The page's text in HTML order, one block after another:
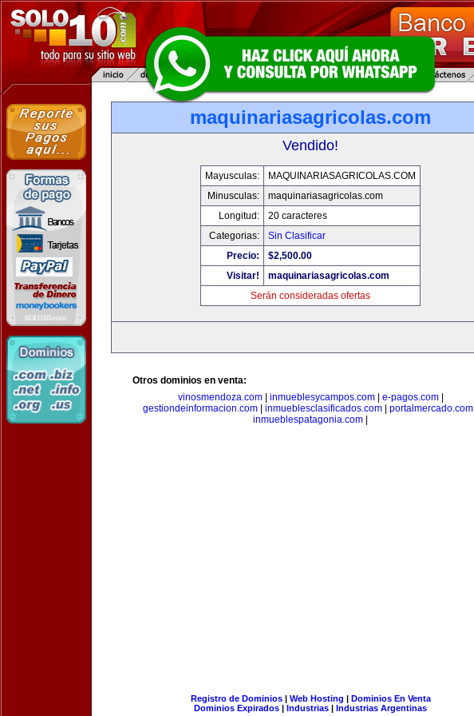
maquinariasagricolas.com
Vendido!
Mayusculas:
MAQUINARIASAGRICOLAS.COM
Minusculas:
maquinariasagricolas.com
Longitud:
20 caracteres
Categorias:
Sin Clasificar
Precio:
$2,500.00
Visitar!
maquinariasagricolas.com
Serán consideradas ofertas
Otros dominios en venta:
vinosmendoza.com| inmueblesycampos.com| e-pagos.com|
gestiondeinformacion.com
inmueblesclasificados.com portalmercado.com
inmueblespatagonia.com
Registro de Dominios| Web Hosting | Dominios En Venta
Dominios Expirados | Industrias | Industrias Argentinas